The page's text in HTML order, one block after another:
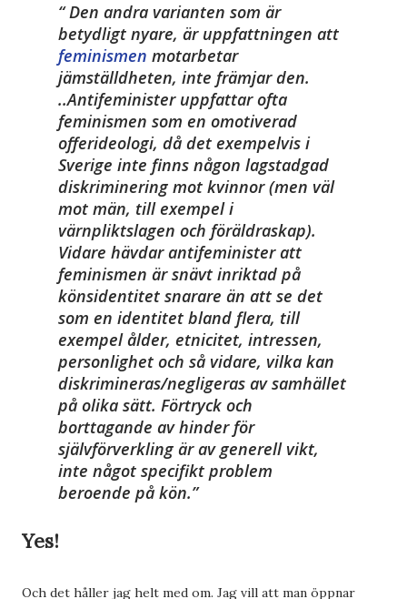
Den andra varianten som är
betydligt nyare, är uppfattningen att
feminismen motarbetar
jämställdheten, inte främjar den.
..Antifeminister uppfattar ofta
feminismen som en omotiverad
offerideologi, då det exempelvis i
Sverige inte finns någon lagstadgad
diskriminering mot kvinnor (men väl
mot män, till exempel i
värnpliktslagen och föräldraskap).
Vidare hävdar antifeminister att
feminismen är snävt inriktad på
könsidentitet snarare än att se det
som en identitet bland flera, till
exempel ålder, etnicitet, intressen,
personlighet och så vidare, vilka kan
diskrimineras/negligeras av samhället
på olika sätt. Förtryck och
borttagande av hinder för
självförverkling är av generell vikt,
inte något specifikt problem
beroende på kön.
Yes!
Och det håller jag helt med om. Jag vill att man öppnar